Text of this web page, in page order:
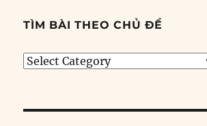
TÌM BÀI THEO CHỦ ĐỀ
Tìm